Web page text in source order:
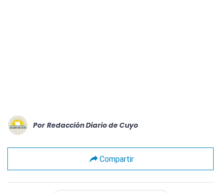
Por Redacción Diario de Cuyo
Compartir